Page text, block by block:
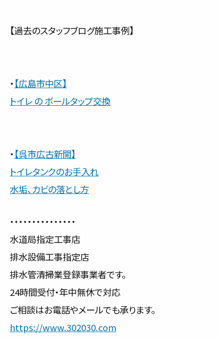
【過去のスタッフブログ施工事例】
・【広島市中区】
トイレ の ボールタップ交換
・【呉市広古新開】
トイレタンクのお手入れ
水垢、カビの落とし方
・・・・・・・・・・・・・・・
水道局指定工事店
排水設備工事指定店
排水管清掃業登録事業者です。
24時間受付・年中無休で対応
ご相談はお電話やメールでも承ります。
https://www.302030.com